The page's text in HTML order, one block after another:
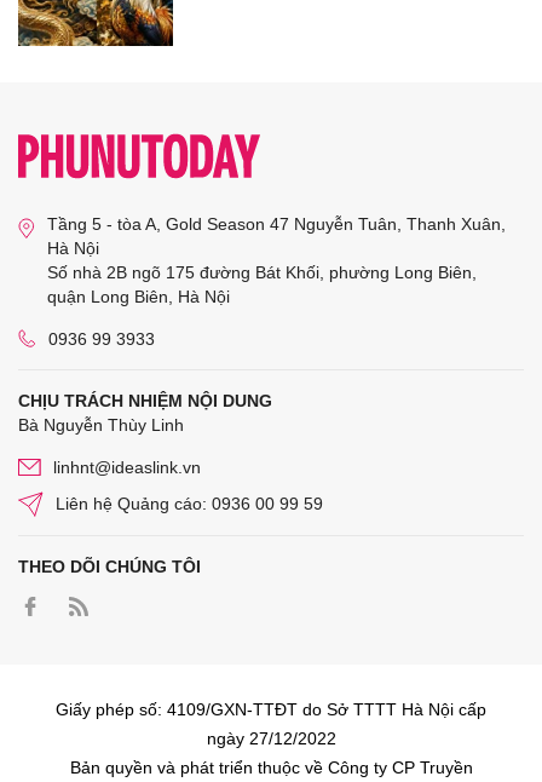
Tầng 5 - tòa A, Gold Season 47 Nguyễn Tuân, Thanh Xuân,
Hà Nội
Số nhà 2B ngõ 175 đường Bát Khối, phường Long Biên,
quận Long Biên, Hà Nội
0936 99 3933
CHỊU TRÁCH NHIỆM NỘI DUNG
Bà Nguyễn Thùy Linh
linhnt@ideaslink.vn
Liên hệ Quảng cáo: 0936 00 99 59
THEO DÕI CHÚNG TÔI
Giấy phép số: 4109/GXN-TTĐT do Sở TTTT Hà Nội cấp
ngày 27/12/2022
Bản quyền và phát triển thuộc về Công ty CP Truyền